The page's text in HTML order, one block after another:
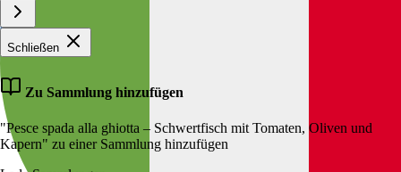
Schließen
Zu Sammlung hinzufügen
"Pesce spada alla ghiotta – Schwertfisch mit Tomaten, Oliven und
Kapern" zu einer Sammlung hinzufügen